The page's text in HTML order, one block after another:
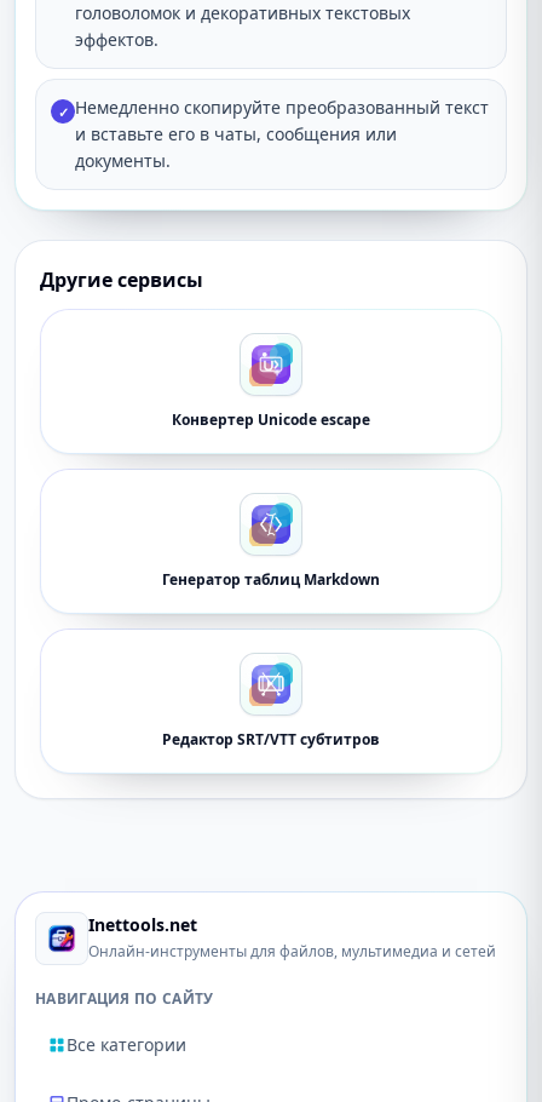
головоломок и декоративных текстовых
эффектов.
✓ Немедленно скопируйте преобразованный текст
и вставьте его в чаты, сообщения или
документы.
Другие сервисы
Конвертер Unicode escape
Генератор таблиц Markdown
Редактор SRT/VTT субтитров
Inettools.net
Онлайн-инструменты для файлов, мультимедиа и сетей
НАВИГАЦИЯ ПО САЙТУ
Все категории